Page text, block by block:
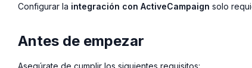
Configurar la integración con ActiveCampaign solo
Antes de empezar
Asegúrate de cumplir los siguientes requisitos: